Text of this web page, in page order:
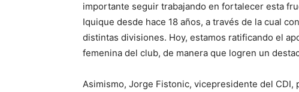
importante seguir trabajando en fortalecer esta
Iquique desde hace 18 años, a través de la cual
distintas divisiones. Hoy, estamos ratificando el
femenina del club, de manera que logren un
Asimismo, Jorge Fistonic, vicepresidente del